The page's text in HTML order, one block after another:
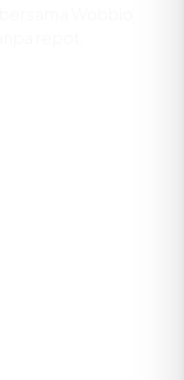
Wobbio
repot.